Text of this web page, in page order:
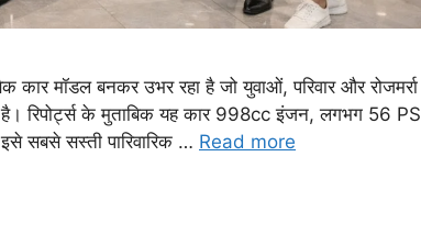
मॉडल बनकर उभर रहा है जो युवाओं, परिवार और रोजमर्रा
रिपोर्ट्स के मुताबिक यह कार 998cc इंजन, लगभग 56 PS
सबसे सस्ती पारिवारिक … Read more